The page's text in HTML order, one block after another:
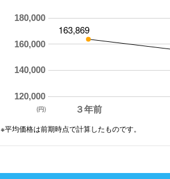
３年前
120,000
140,000
160,000
180,000
163,869
(円)
※平均価格は前期時点で計算したものです。